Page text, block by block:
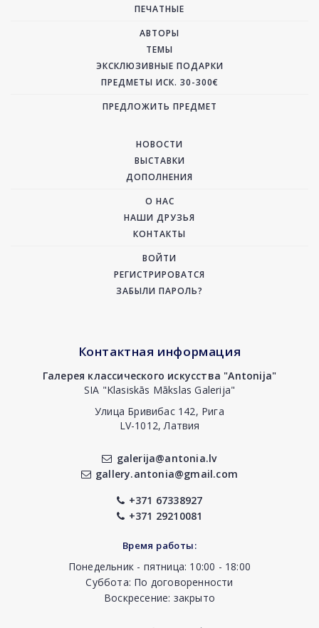
ПЕЧАТНЫЕ
АВТОРЫ
ТЕМЫ
ЭКСКЛЮЗИВНЫЕ ПОДАРКИ
ПРЕДМЕТЫ ИСК. 30-300€
ПРЕДЛОЖИТЬ ПРЕДМЕТ
НОВОСТИ
ВЫСТАВКИ
ДОПОЛНЕНИЯ
О НАС
НАШИ ДРУЗЬЯ
КОНТАКТЫ
ВОЙТИ
РЕГИСТРИРОВАТСЯ
ЗАБЫЛИ ПАРОЛЬ?
Контактная информация
Галерея классического искусства "Antonija"
SIA "Klasiskās Mākslas Galerija"
Улица Бривибас 142, Рига
LV-1012, Латвия
galerija@antonia.lv
gallery.antonia@gmail.com
+371 67338927
+371 29210081
Время работы:
Понедельник - пятница: 10:00 - 18:00
Суббота: По договоренности
Воскресение: закрыто